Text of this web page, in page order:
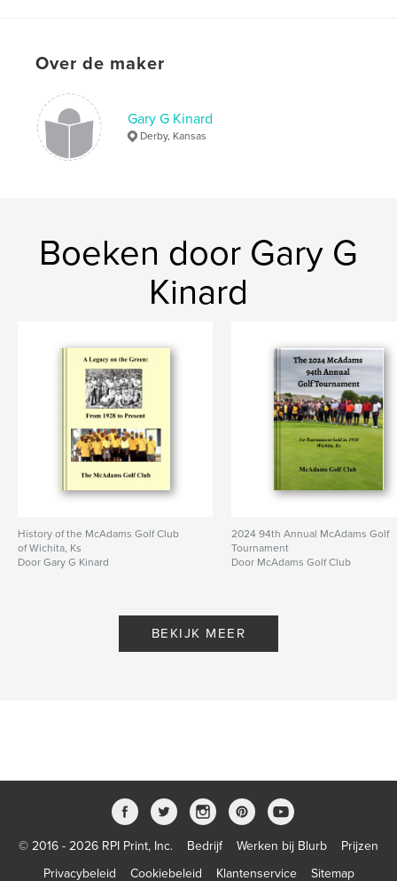
Paperback: 9798210354679
Datum publiceren:
TaalEnglish
Trefwoorden
Over de maker
Gary G Kinard
Derby, Kansas
Boeken door Gary G
Kinard
History of the McAdams Golf Club
of Wichita, Ks
Door Gary G Kinard
2024 94th Annual McAdams Golf
Tournament
Door McAdams Golf Club
BEKIJK MEER
© 2016 - 2026 RPI Print, Inc. Bedrijf Werken bij Blurb
Prijzen
Privacybeleid
Cookiebeleid Klantenservice Sitemap